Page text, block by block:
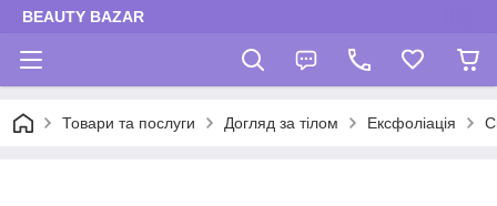
BEAUTY BAZAR
Товари та послуги Догляд за тілом Ексфоліація